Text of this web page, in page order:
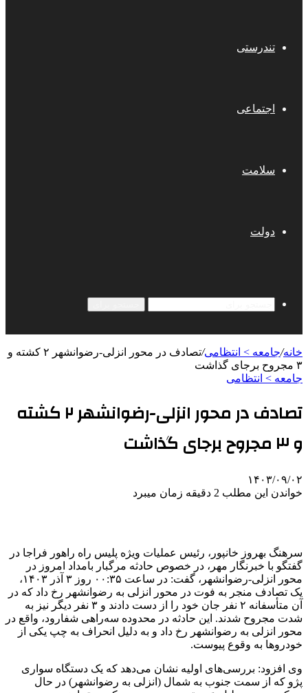
تندرستی
اجتماعی
سلامت
دولت
خانه/جامعه > انتظامی/
تصادف در محور انزلی-رضوانشهر ۲ کشته و
۳ مجروح برجای گذاشت
جامعه > انتظامی
تصادف در محور انزلی-رضوانشهر ۲ کشته
و ۳ مجروح برجای گذاشت
۱۴۰۳/۰۹/۰۲
خواندن این مطلب 2 دقیقه زمان میبرد
سرهنگ بهروز خانپور، رئیس عملیات ویژه پلیس راه راهور فراجا در
گفتگو با خبرنگار مهر، در خصوص حادثه مرگبار بامداد امروز در
محور انزلی-رضوانشهر، گفت: در ساعت ۰۰:۳۵ روز ۳ آذر ۱۴۰۳،
یک تصادف منجر به فوت در محور انزلی به رضوانشهر رخ داد که در
آن متأسفانه ۲ نفر جان خود را از دست دادند و ۳ نفر دیگر نیز به
شدت مجروح شدند. این حادثه در محدوده سه‌راهی شفارود، واقع در
محور انزلی به رضوانشهر رخ داد و به دلیل انحراف به چپ یکی از
خودروها به وقوع پیوست.
وی افزود: بررسی‌های اولیه نشان می‌دهد که یک دستگاه سواری
پژو که از سمت جنوب به شمال (انزلی به رضوانشهر) در حال